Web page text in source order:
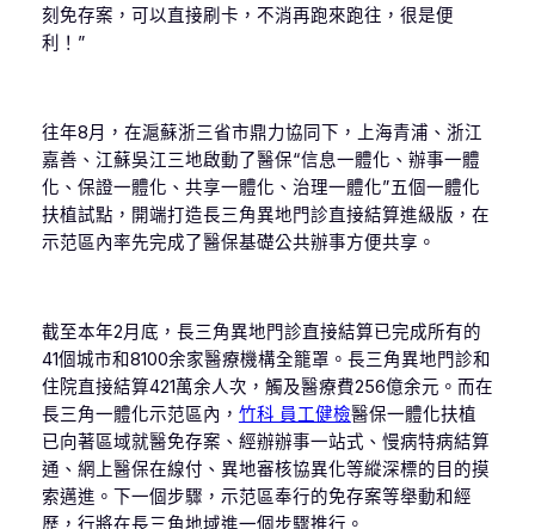
刻免存案，可以直接刷卡，不消再跑來跑往，很是便
利！”
往年8月，在滬蘇浙三省市鼎力協同下，上海青浦、浙江
嘉善、江蘇吳江三地啟動了醫保“信息一體化、辦事一體
化、保證一體化、共享一體化、治理一體化”五個一體化
扶植試點，開端打造長三角異地門診直接結算進級版，在
示范區內率先完成了醫保基礎公共辦事方便共享。
截至本年2月底，長三角異地門診直接結算已完成所有的
41個城市和8100余家醫療機構全籠罩。長三角異地門診和
住院直接結算421萬余人次，觸及醫療費256億余元。而在
長三角一體化示范區內， 竹科 員工健檢醫保一體化扶植
已向著區域就醫免存案、經辦辦事一站式、慢病特病結算
通、網上醫保在線付、異地審核協異化等縱深標的目的摸
索邁進。下一個步驟，示范區奉行的免存案等舉動和經
歷，行將在長三角地域進一個步驟推行。